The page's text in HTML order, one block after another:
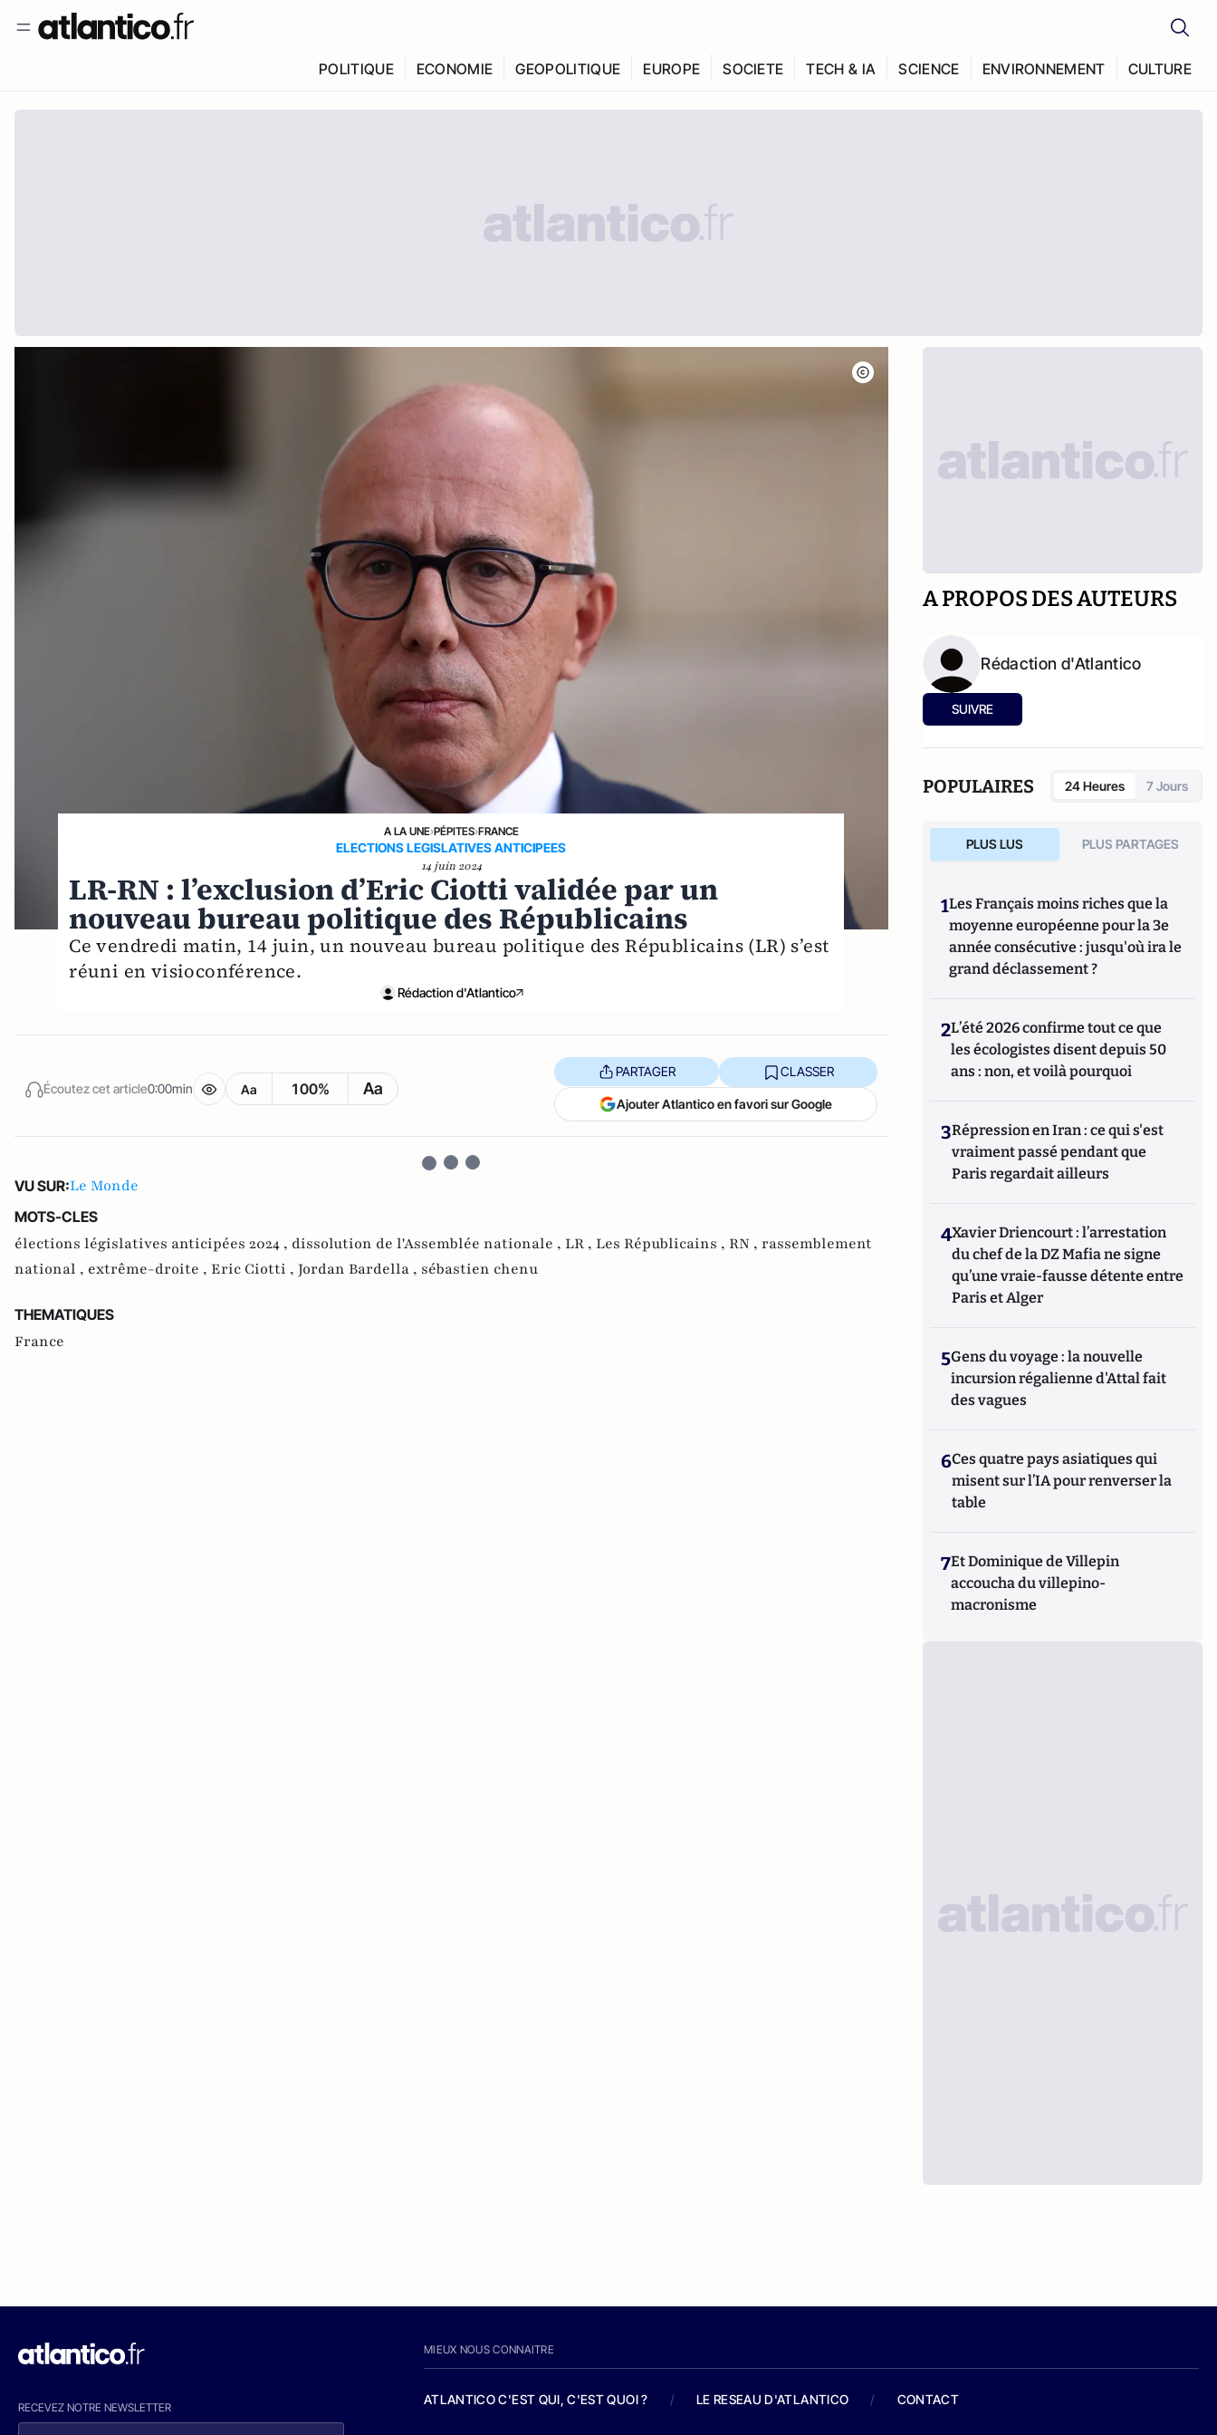
POLITIQUE ECONOMIE GEOPOLITIQUE EUROPE SOCIETE TECH & IA SCIENCE ENVIRONNEMENT CULTURE
A LA UNE›PÉPITES›FRANCE
ELECTIONS LEGISLATIVES ANTICIPEES
14 juin 2024
LR-RN : l’exclusion d’Eric Ciotti validée par un
nouveau bureau politique des Républicains
Ce vendredi matin, 14 juin, un nouveau bureau politique des Républicains (LR) s’est
réuni en visioconférence.
Rédaction d'Atlantico
Écoutez cet article0:00min Aa 100% Aa
PARTAGER CLASSER
Ajouter Atlantico en favori sur Google
VU SUR:Le Monde
MOTS-CLES
élections législatives anticipées 2024 , dissolution de l'Assemblée nationale , LR , Les Républicains , RN , rassemblement
national , extrême-droite , Eric Ciotti , Jordan Bardella , sébastien chenu
THEMATIQUES
France
A PROPOS DES AUTEURS
Rédaction d'Atlantico
SUIVRE
POPULAIRES 24 Heures 7 Jours
PLUS LUS PLUS PARTAGES
1Les Français moins riches que la
moyenne européenne pour la 3e
année consécutive : jusqu'où ira le
grand déclassement ?
2L’été 2026 confirme tout ce que
les écologistes disent depuis 50
ans : non, et voilà pourquoi
3Répression en Iran : ce qui s'est
vraiment passé pendant que
Paris regardait ailleurs
4Xavier Driencourt : l’arrestation
du chef de la DZ Mafia ne signe
qu’une vraie-fausse détente entre
Paris et Alger
5Gens du voyage : la nouvelle
incursion régalienne d'Attal fait
des vagues
6Ces quatre pays asiatiques qui
misent sur l’IA pour renverser la
table
7Et Dominique de Villepin
accoucha du villepino-
macronisme
RECEVEZ NOTRE NEWSLETTER
MIEUX NOUS CONNAITRE
ATLANTICO C'EST QUI, C'EST QUOI ? / LE RESEAU D'ATLANTICO / CONTACT